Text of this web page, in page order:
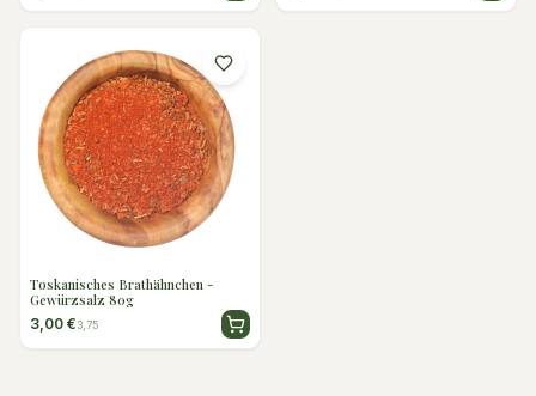
Toskanisches Brathähnchen -
Gewürzsalz 80g
3,00 €3,75